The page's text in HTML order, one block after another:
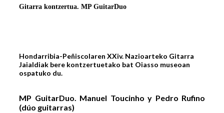
Gitarra kontzertua. MP GuitarDuo
Hondarribia-Peñiscolaren XXiv. Nazioarteko Gitarra
Jaialdiak bere kontzertuetako bat Oiasso museoan
ospatuko du.
MP GuitarDuo. Manuel Toucinho y Pedro Rufino
(dúo guitarras)